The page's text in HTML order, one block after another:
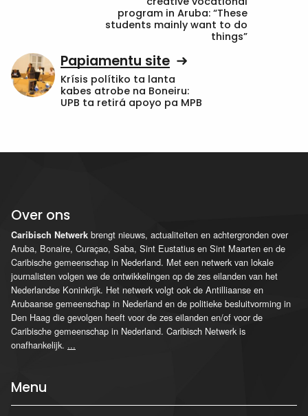
program in Aruba: “These
students mainly want to do
things”
Papiamentu site
Krísis polítiko ta lanta
kabes atrobe na Boneiru:
UPB ta retirá apoyo pa MPB
Over ons
Caribisch Netwerk brengt nieuws, actualiteiten en achtergronden over
Aruba, Bonaire, Curaçao, Saba, Sint Eustatius en Sint Maarten en de
Caribische gemeenschap in Nederland. Met een netwerk van lokale
journalisten volgen we de ontwikkelingen op de zes eilanden van het
Nederlandse Koninkrijk. Het netwerk volgt ook de Antilliaanse en
Arubaanse gemeenschap in Nederland en de politieke besluitvorming in
Den Haag die gevolgen heeft voor de zes eilanden en/of voor de
Caribische gemeenschap in Nederland. Caribisch Netwerk is
onafhankelijk. ...
Menu